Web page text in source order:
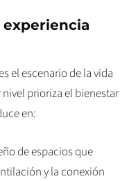
experiencia
el escenario de la vida
prioriza el bienestar
en:
de espacios que
y la conexión